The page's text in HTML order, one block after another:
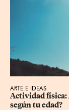
ARTE E IDEAS
Actividad física:
según tu edad?